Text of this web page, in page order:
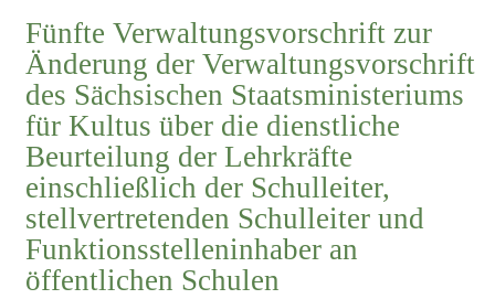
Fünfte Verwaltungsvorschrift zur
Änderung der Verwaltungsvorschrift
des Sächsischen Staatsministeriums
für Kultus über die dienstliche
Beurteilung der Lehrkräfte
einschließlich der Schulleiter,
stellvertretenden Schulleiter und
Funktionsstelleninhaber an
öffentlichen Schulen